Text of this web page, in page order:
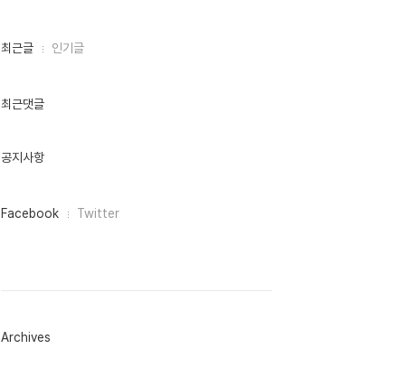
최
인
최근글 인기글
최근댓글
공지사항
페
그
Facebook Twitter
Archives